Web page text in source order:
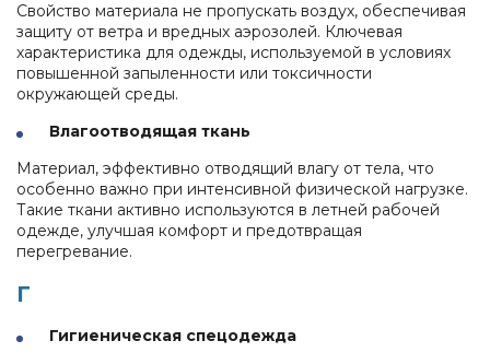
Свойство материала не пропускать воздух, обеспечивая
защиту от ветра и вредных аэрозолей. Ключевая
характеристика для одежды, используемой в условиях
повышенной запыленности или токсичности
окружающей среды.
Влагоотводящая ткань
Материал, эффективно отводящий влагу от тела, что
особенно важно при интенсивной физической нагрузке.
Такие ткани активно используются в летней рабочей
одежде, улучшая комфорт и предотвращая
перегревание.
Г
Гигиеническая спецодежда